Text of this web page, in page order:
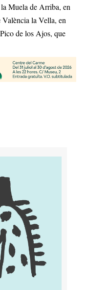
Muela de Arriba, en
la Vella, en
de los Ajos, que